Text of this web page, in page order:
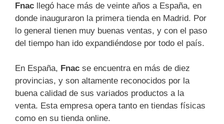
Fnac llegó hace más de veinte años a España, en
donde inauguraron la primera tienda en Madrid. Por
lo general tienen muy buenas ventas, y con el paso
del tiempo han ido expandiéndose por todo el país.
En España, Fnac se encuentra en más de diez
provincias, y son altamente reconocidos por la
buena calidad de sus variados productos a la
venta. Esta empresa opera tanto en tiendas físicas
como en su tienda online.